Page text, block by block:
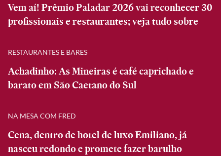
Vem aí! Prêmio Paladar 2026 vai reconhecer 30
profissionais e restaurantes; veja tudo sobre
RESTAURANTES E BARES
Achadinho: As Mineiras é café caprichado e
barato em São Caetano do Sul
NA MESA COM FRED
Cena, dentro de hotel de luxo Emiliano, já
nasceu redondo e promete fazer barulho